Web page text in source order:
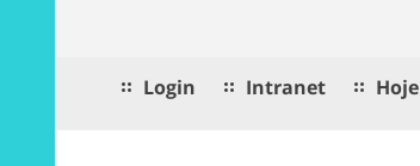
Login Intranet Hoje